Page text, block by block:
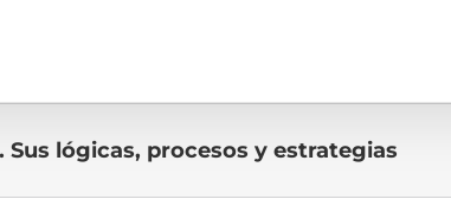
Sus lógicas, procesos y estrategias